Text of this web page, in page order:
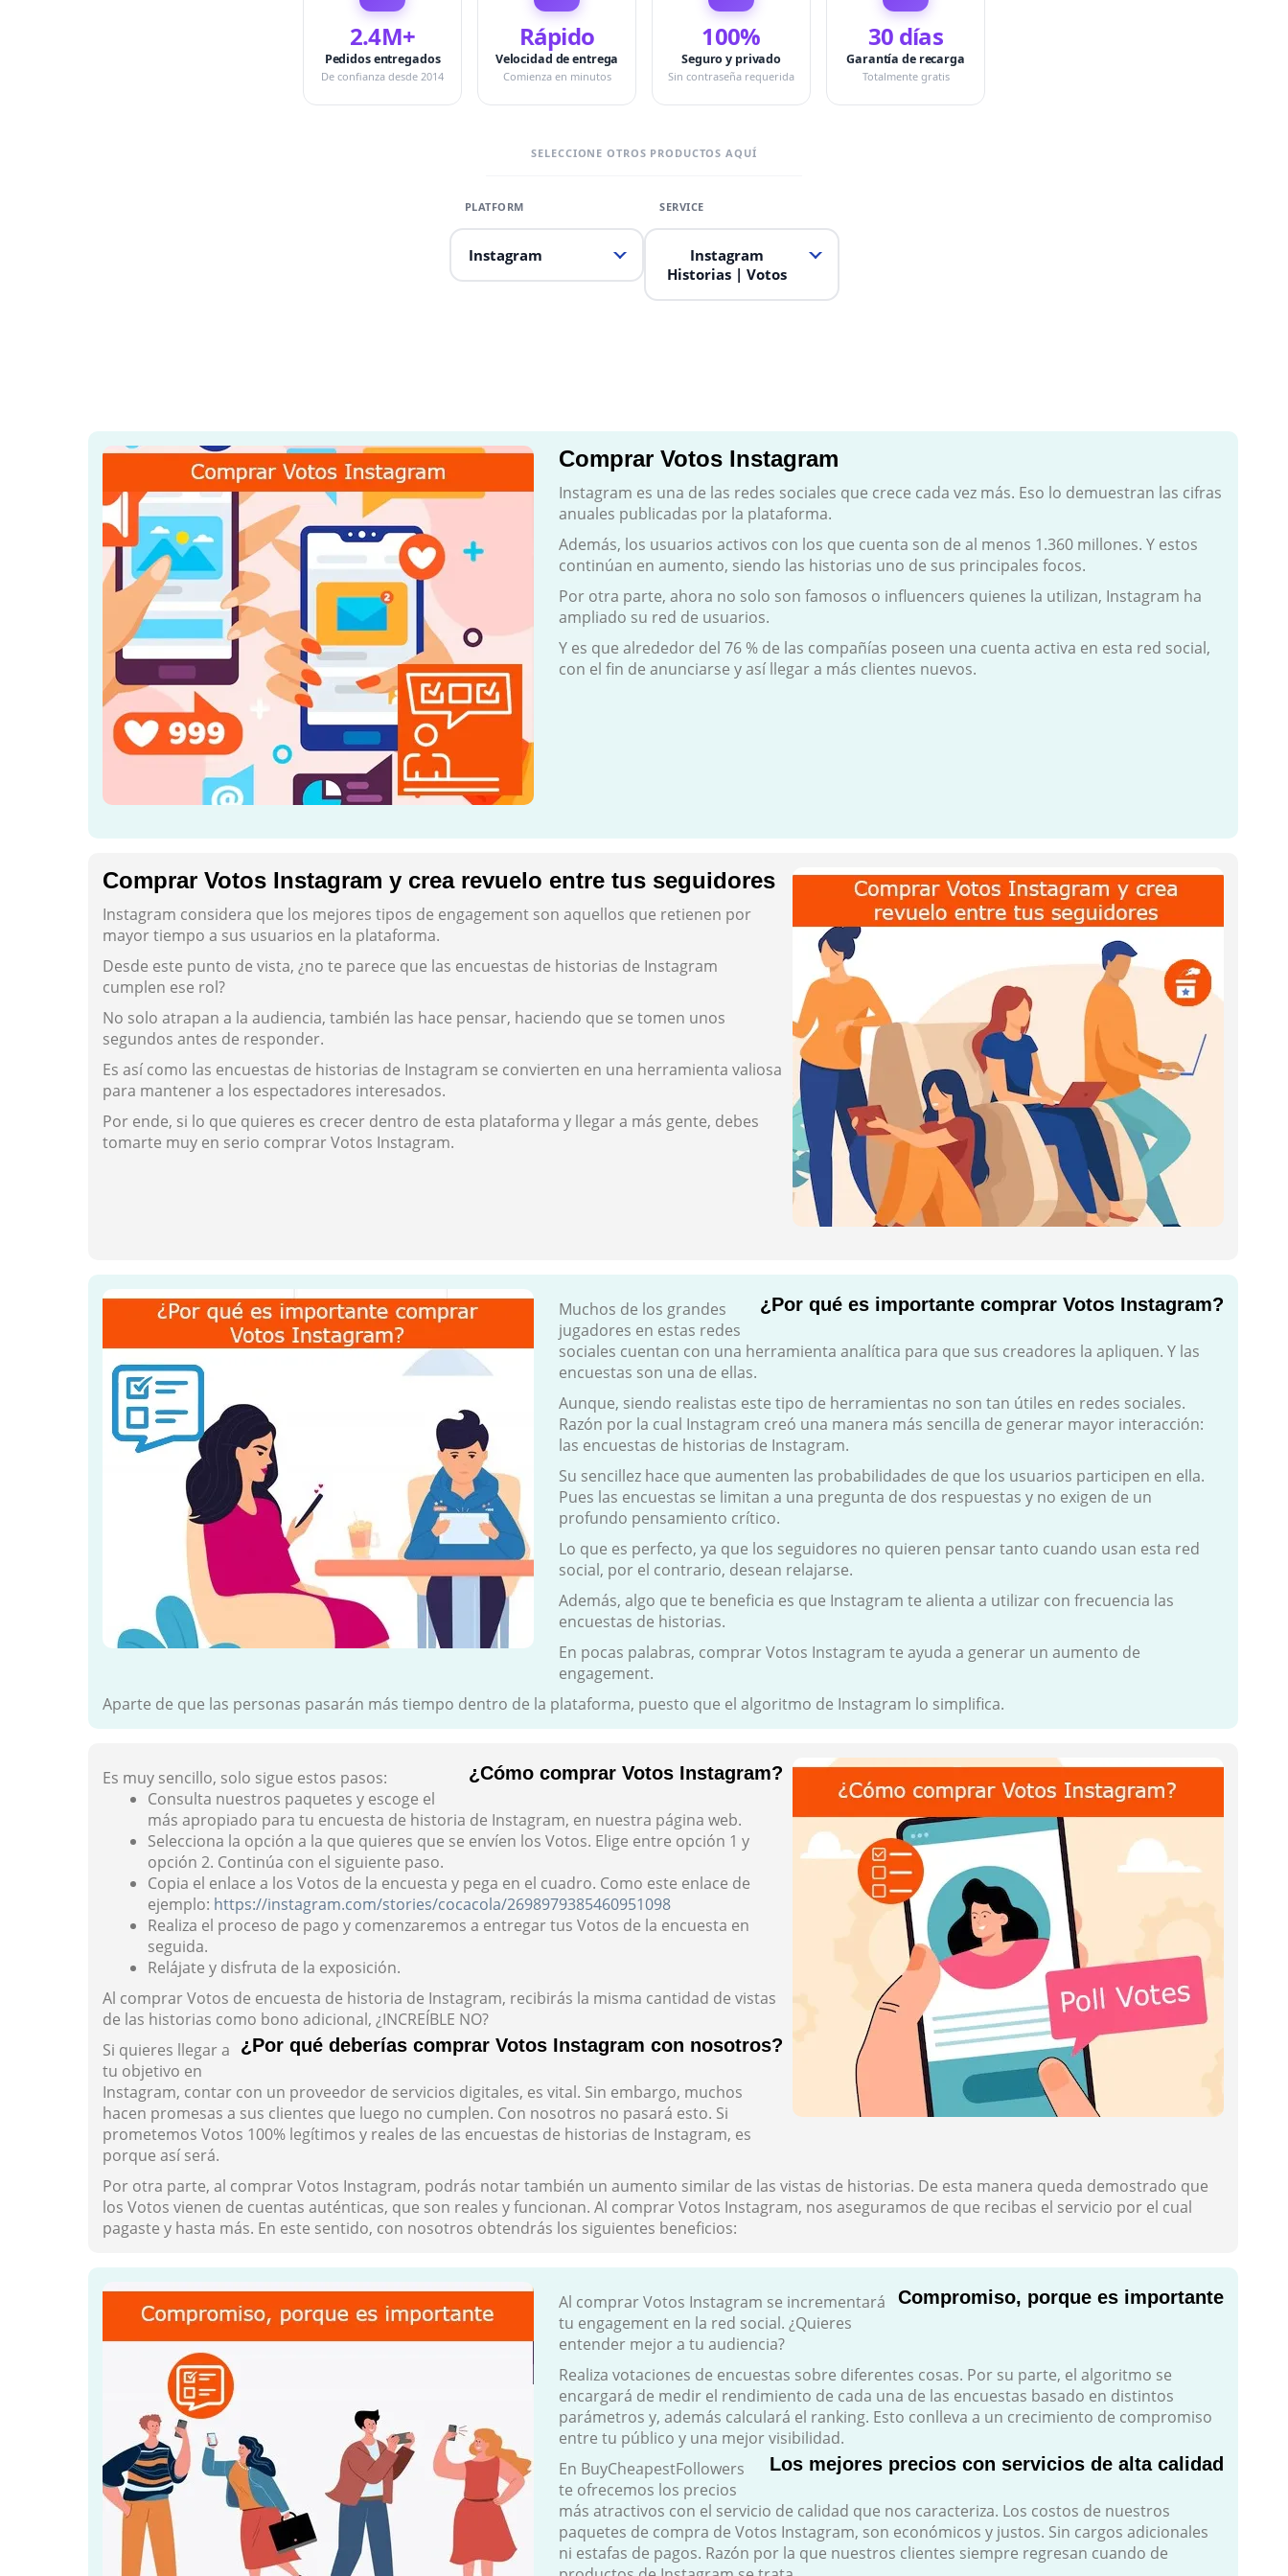
2.4M+
Pedidos entregados
De confianza desde 2014
Rápido
Velocidad de entrega
Comienza en minutos
100%
Seguro y privado
Sin contraseña requerida
30 días
Garantía de recarga
Totalmente gratis
SELECCIONE OTROS PRODUCTOS AQUÍ
Instagram
Instagram
Historias | Votos
Comprar Votos Instagram
Instagram es una de las redes sociales que crece cada vez más. Eso lo demuestran las cifras
anuales publicadas por la plataforma.
Además, los usuarios activos con los que cuenta son de al menos 1.360 millones. Y estos
continúan en aumento, siendo las historias uno de sus principales focos.
Por otra parte, ahora no solo son famosos o influencers quienes la utilizan, Instagram ha
ampliado su red de usuarios.
Y es que alrededor del 76 % de las compañías poseen una cuenta activa en esta red social,
con el fin de anunciarse y así llegar a más clientes nuevos.
Comprar Votos Instagram y crea revuelo entre tus seguidores
Instagram considera que los mejores tipos de engagement son aquellos que retienen por
mayor tiempo a sus usuarios en la plataforma.
Desde este punto de vista, ¿no te parece que las encuestas de historias de Instagram
cumplen ese rol?
No solo atrapan a la audiencia, también las hace pensar, haciendo que se tomen unos
segundos antes de responder.
Es así como las encuestas de historias de Instagram se convierten en una herramienta valiosa
para mantener a los espectadores interesados.
Por ende, si lo que quieres es crecer dentro de esta plataforma y llegar a más gente, debes
tomarte muy en serio comprar Votos Instagram.
¿Por qué es importante comprar Votos Instagram?
Muchos de los grandes
jugadores en estas redes
sociales cuentan con una herramienta analítica para que sus creadores la apliquen. Y las
encuestas son una de ellas.
Aunque, siendo realistas este tipo de herramientas no son tan útiles en redes sociales.
Razón por la cual Instagram creó una manera más sencilla de generar mayor interacción:
las encuestas de historias de Instagram.
Su sencillez hace que aumenten las probabilidades de que los usuarios participen en ella.
Pues las encuestas se limitan a una pregunta de dos respuestas y no exigen de un
profundo pensamiento crítico.
Lo que es perfecto, ya que los seguidores no quieren pensar tanto cuando usan esta red
social, por el contrario, desean relajarse.
Además, algo que te beneficia es que Instagram te alienta a utilizar con frecuencia las
encuestas de historias.
En pocas palabras, comprar Votos Instagram te ayuda a generar un aumento de
engagement.
Aparte de que las personas pasarán más tiempo dentro de la plataforma, puesto que el algoritmo de Instagram lo simplifica.
¿Cómo comprar Votos Instagram?
Es muy sencillo, solo sigue estos pasos:
Consulta nuestros paquetes y escoge el
más apropiado para tu encuesta de historia de Instagram, en nuestra página web.
Selecciona la opción a la que quieres que se envíen los Votos. Elige entre opción 1 y
opción 2. Continúa con el siguiente paso.
Copia el enlace a los Votos de la encuesta y pega en el cuadro. Como este enlace de
ejemplo: https://instagram.com/stories/cocacola/2698979385460951098
Realiza el proceso de pago y comenzaremos a entregar tus Votos de la encuesta en
seguida.
Relájate y disfruta de la exposición.
Al comprar Votos de encuesta de historia de Instagram, recibirás la misma cantidad de vistas
de las historias como bono adicional, ¿INCREÍBLE NO?
¿Por qué deberías comprar Votos Instagram con nosotros?
Si quieres llegar a
tu objetivo en
Instagram, contar con un proveedor de servicios digitales, es vital. Sin embargo, muchos
hacen promesas a sus clientes que luego no cumplen. Con nosotros no pasará esto. Si
prometemos Votos 100% legítimos y reales de las encuestas de historias de Instagram, es
porque así será.
Por otra parte, al comprar Votos Instagram, podrás notar también un aumento similar de las vistas de historias. De esta manera queda demostrado que
los Votos vienen de cuentas auténticas, que son reales y funcionan. Al comprar Votos Instagram, nos aseguramos de que recibas el servicio por el cual
pagaste y hasta más. En este sentido, con nosotros obtendrás los siguientes beneficios:
Compromiso, porque es importante
Al comprar Votos Instagram se incrementará
tu engagement en la red social. ¿Quieres
entender mejor a tu audiencia?
Realiza votaciones de encuestas sobre diferentes cosas. Por su parte, el algoritmo se
encargará de medir el rendimiento de cada una de las encuestas basado en distintos
parámetros y, además calculará el ranking. Esto conlleva a un crecimiento de compromiso
entre tu público y una mejor visibilidad.
Los mejores precios con servicios de alta calidad
En BuyCheapestFollowers
te ofrecemos los precios
más atractivos con el servicio de calidad que nos caracteriza. Los costos de nuestros
paquetes de compra de Votos Instagram, son económicos y justos. Sin cargos adicionales
ni estafas de pagos. Razón por la que nuestros clientes siempre regresan cuando de